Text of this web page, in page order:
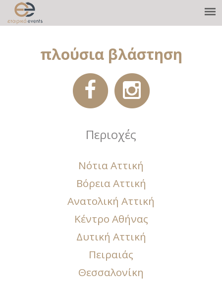
πλούσια βλάστηση
Περιοχές
Νότια Αττική
Βόρεια Αττική
Ανατολική Αττική
Κέντρο Αθήνας
Δυτική Αττική
Πειραιάς
Θεσσαλονίκη